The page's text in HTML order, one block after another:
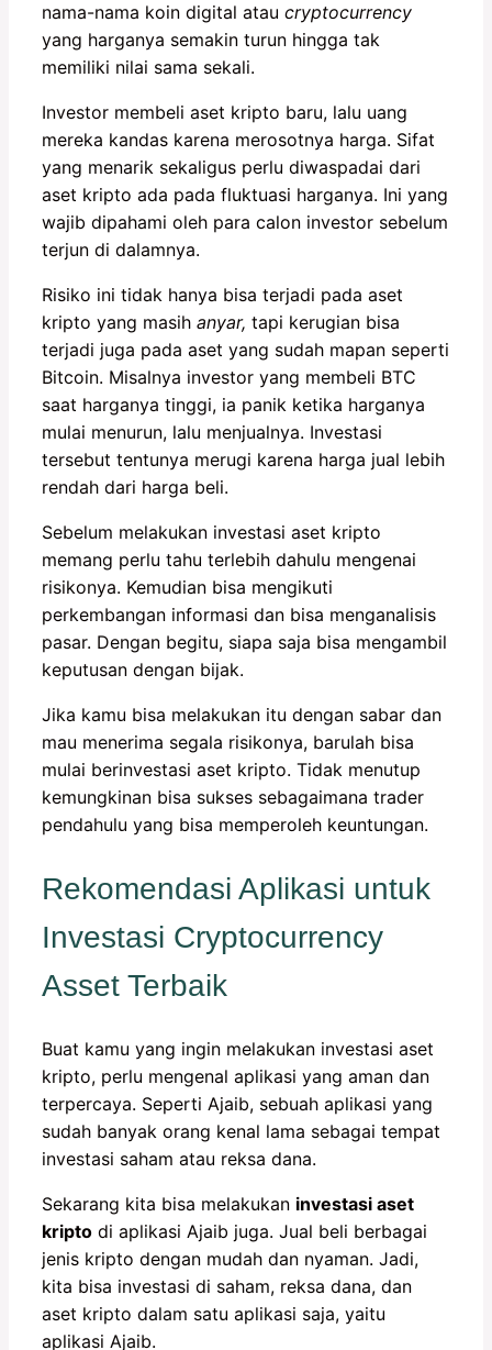
nama-nama koin digital atau cryptocurrency
yang harganya semakin turun hingga tak
memiliki nilai sama sekali.
Investor membeli aset kripto baru, lalu uang
mereka kandas karena merosotnya harga. Sifat
yang menarik sekaligus perlu diwaspadai dari
aset kripto ada pada fluktuasi harganya. Ini yang
wajib dipahami oleh para calon investor sebelum
terjun di dalamnya.
Risiko ini tidak hanya bisa terjadi pada aset
kripto yang masih anyar, tapi kerugian bisa
terjadi juga pada aset yang sudah mapan seperti
Bitcoin. Misalnya investor yang membeli BTC
saat harganya tinggi, ia panik ketika harganya
mulai menurun, lalu menjualnya. Investasi
tersebut tentunya merugi karena harga jual lebih
rendah dari harga beli.
Sebelum melakukan investasi aset kripto
memang perlu tahu terlebih dahulu mengenai
risikonya. Kemudian bisa mengikuti
perkembangan informasi dan bisa menganalisis
pasar. Dengan begitu, siapa saja bisa mengambil
keputusan dengan bijak.
Jika kamu bisa melakukan itu dengan sabar dan
mau menerima segala risikonya, barulah bisa
mulai berinvestasi aset kripto. Tidak menutup
kemungkinan bisa sukses sebagaimana trader
pendahulu yang bisa memperoleh keuntungan.
Rekomendasi Aplikasi untuk
Investasi Cryptocurrency
Asset Terbaik
Buat kamu yang ingin melakukan investasi aset
kripto, perlu mengenal aplikasi yang aman dan
terpercaya. Seperti Ajaib, sebuah aplikasi yang
sudah banyak orang kenal lama sebagai tempat
investasi saham atau reksa dana.
Sekarang kita bisa melakukan investasi aset
kripto di aplikasi Ajaib juga. Jual beli berbagai
jenis kripto dengan mudah dan nyaman. Jadi,
kita bisa investasi di saham, reksa dana, dan
aset kripto dalam satu aplikasi saja, yaitu
aplikasi Ajaib.